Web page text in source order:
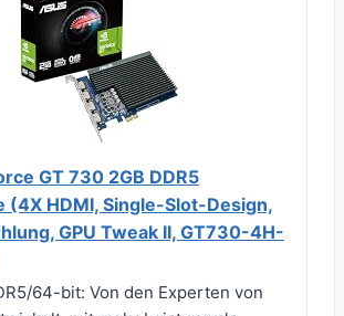
GT 730 2GB DDR5
(4X HDMI, Single-Slot-Design,
GPU Tweak II, GT730-4H-
64-bit: Von den Experten von